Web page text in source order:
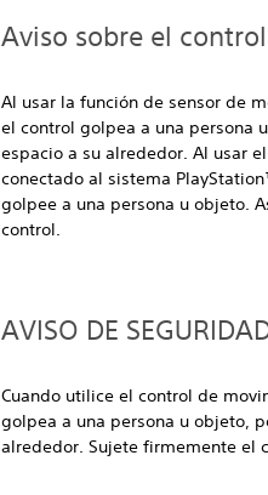
Aviso sobre el
Al usar la función de sensor de
el control golpea a una persona
espacio a su alrededor. Al usar
conectado al sistema
golpee a una persona u objeto.
control.
AVISO DE
Cuando utilice el control de
golpea a una persona u objeto,
alrededor. Sujete firmemente el